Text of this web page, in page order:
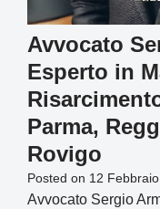
Avvocato
Esperto in
Parma,
Rovigo
Posted on 12
Avvocato Sergio